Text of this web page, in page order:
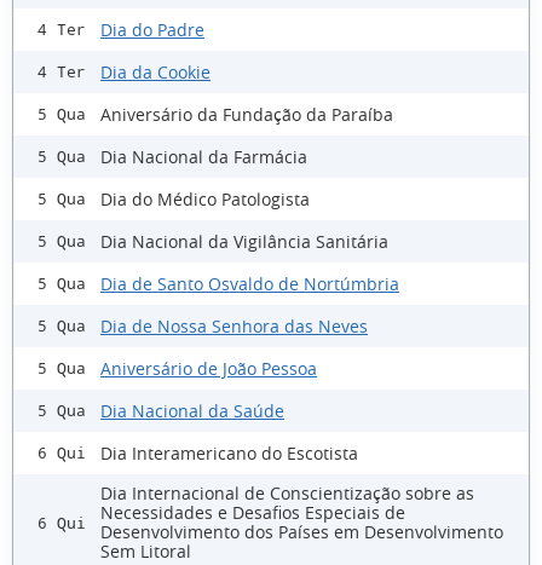
4 Ter Dia do Padre
4 Ter Dia da Cookie
5 Qua Aniversário da Fundação da Paraíba
5 Qua Dia Nacional da Farmácia
5 Qua Dia do Médico Patologista
5 Qua Dia Nacional da Vigilância Sanitária
5 Qua Dia de Santo Osvaldo de Nortúmbria
5 Qua Dia de Nossa Senhora das Neves
5 Qua Aniversário de João Pessoa
5 Qua Dia Nacional da Saúde
6 Qui Dia Interamericano do Escotista
6 Qui
Dia Internacional de Conscientização sobre as
Necessidades e Desafios Especiais de
Desenvolvimento dos Países em Desenvolvimento
Sem Litoral